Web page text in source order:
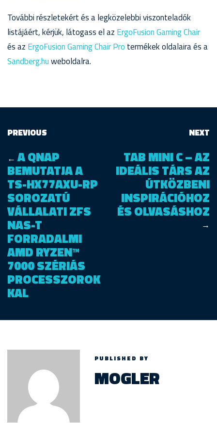
További részletekért és a legközelebbi viszonteladók
listájáért, kérjük, látogass el az ErgoFusion Gaming Chair
és az ErgoFusion Gaming Chair Pro termékek oldalaira és a
Sandberg.huweboldalra.
PREVIOUS
← A QNAP
BEMUTATJA A
TS-HX77AXU-RP
SOROZATÚ
VÁLLALATI ZFS
NAS-T
FORRADALMI
AMD RYZEN™
7000 SZÉRIÁS
PROCESSZOROK
KAL
NEXT
TAB MINI C – AZ
IDEÁLIS TÁRS AZ
ÚTKÖZBENI
INSPIRÁCIÓHOZ
ÉS OLVASÁSHOZ
→
PUBLISHED BY
MOGLER